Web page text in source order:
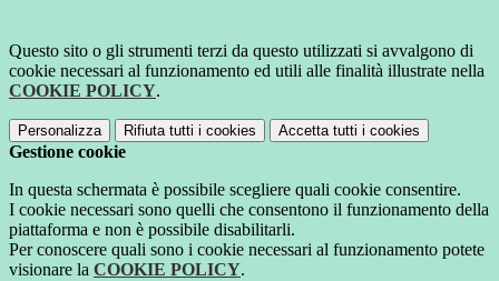
Questo sito o gli strumenti terzi da questo utilizzati si avvalgono di
cookie necessari al funzionamento ed utili alle finalità illustrate nella
COOKIE POLICY.
Personalizza Rifiuta tutti i cookies Accetta tutti i cookies
Gestione cookie
In questa schermata è possibile scegliere quali cookie consentire.
I cookie necessari sono quelli che consentono il funzionamento della
piattaforma e non è possibile disabilitarli.
Per conoscere quali sono i cookie necessari al funzionamento potete
visionare la COOKIE POLICY.